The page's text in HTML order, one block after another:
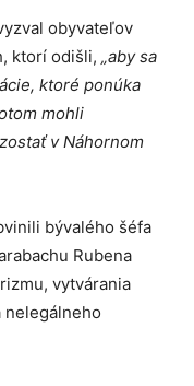
obyvateľov
ktorí odišli, „aby sa
ktoré ponúka
mohli
v Náhornom
bývalého šéfa
Rubena
vytvárania